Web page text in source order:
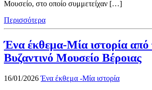
Μουσείο, στο οποίο συμμετείχαν […]
Περισσότερα
Ένα έκθεμα-Μία ιστορία από
Βυζαντινό Μουσείο Βέροιας
16/01/2026 Ένα έκθεμα -Μία ιστορία